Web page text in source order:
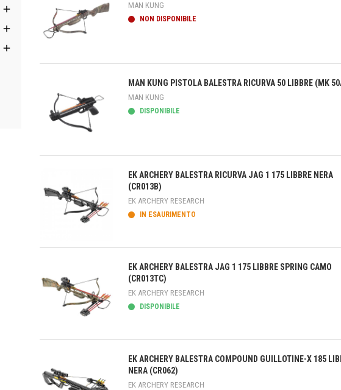



Anteprima
MAN KUNG
NON DISPONIBILE
Anteprima
MAN KUNG PISTOLA BALESTRA RICURVA 50 LIBBRE (MK
MAN KUNG
DISPONIBILE
Anteprima
EK ARCHERY BALESTRA RICURVA JAG 1 175 LIBBRE NERA
(CR013B)
EK ARCHERY RESEARCH
IN ESAURIMENTO
Anteprima
EK ARCHERY BALESTRA JAG 1 175 LIBBRE SPRING CAMO
(CR013TC)
EK ARCHERY RESEARCH
DISPONIBILE
EK ARCHERY BALESTRA COMPOUND GUILLOTINE-X 185
NERA (CR062)
EK ARCHERY RESEARCH